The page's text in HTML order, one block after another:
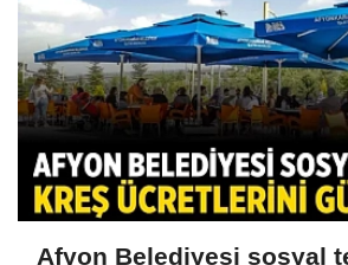
Afyon Belediyesi sosyal